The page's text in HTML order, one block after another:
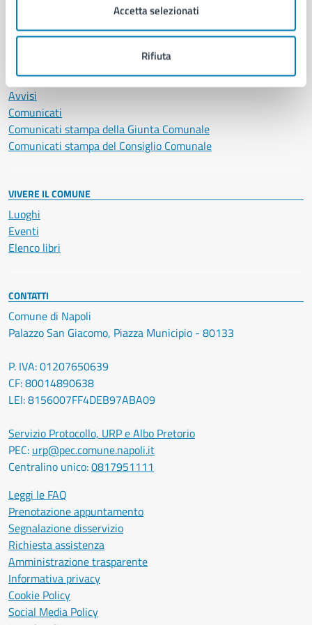
Accetta selezionati
Rifiuta
Notizie
Avvisi
Comunicati
Comunicati stampa della Giunta Comunale
Comunicati stampa del Consiglio Comunale
VIVERE IL COMUNE
Luoghi
Eventi
Elenco libri
CONTATTI
Comune di Napoli
Palazzo San Giacomo, Piazza Municipio - 80133
P. IVA: 01207650639
CF: 80014890638
LEI: 8156007FF4DEB97ABA09
Servizio Protocollo, URP e Albo Pretorio
PEC: urp@pec.comune.napoli.it
Centralino unico:0817951111
Leggi le FAQ
Prenotazione appuntamento
Segnalazione disservizio
Richiesta assistenza
Amministrazione trasparente
Informativa privacy
Cookie Policy
Social Media Policy